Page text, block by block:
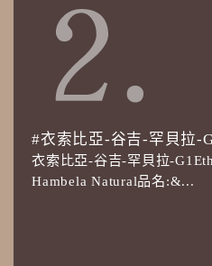
#衣索比亞-谷吉-罕貝拉-
衣索比亞-谷吉-罕貝拉-
Hambela Natural品名:&...